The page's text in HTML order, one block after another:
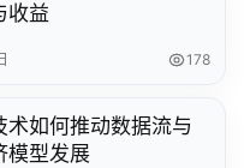
收益
178
术如何推动数据流与
模型发展